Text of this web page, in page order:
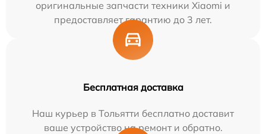
оригинальные запчасти техники Xiaomi и
предоставляет гарантию до 3 лет.
Бесплатная доставка
Наш курьер в Тольятти бесплатно доставит
ваше устройство на ремонт и обратно.